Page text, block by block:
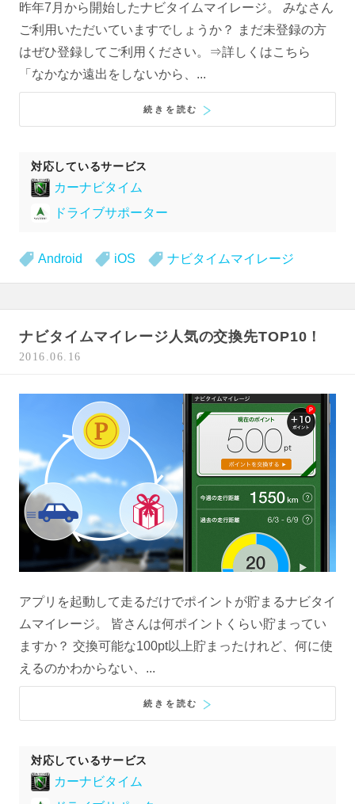
昨年7月から開始したナビタイムマイレージ。 みなさん
ご利用いただいていますでしょうか？ まだ未登録の方
はぜひ登録してご利用ください。⇒詳しくはこちら
「なかなか遠出をしないから、...
続きを読む
対応しているサービス
カーナビタイム
ドライブサポーター
Android iOS ナビタイムマイレージ
ナビタイムマイレージ人気の交換先TOP10！
2016.06.16
アプリを起動して走るだけでポイントが貯まるナビタイ
ムマイレージ。 皆さんは何ポイントくらい貯まってい
ますか？ 交換可能な100pt以上貯まったけれど、何に使
えるのかわからない、...
続きを読む
対応しているサービス
カーナビタイム